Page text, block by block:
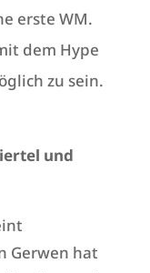
erste WM.
dem Hype
zu sein.
und
Gerwen hat